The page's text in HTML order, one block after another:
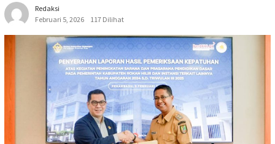
Redaksi
Februari 5, 2026
117 Dilihat